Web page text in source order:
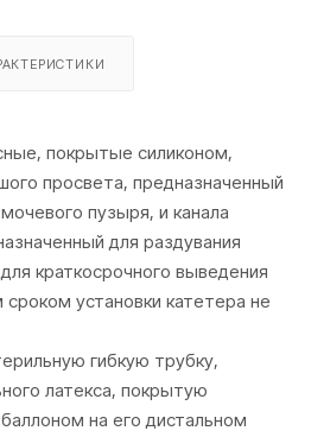
покрытые силиконом,
просвета, предназначенный
пузыря, и канала
для раздувания
краткосрочного выведения
установки катетера не
гибкую трубку,
латекса, покрытую
на его дистальном